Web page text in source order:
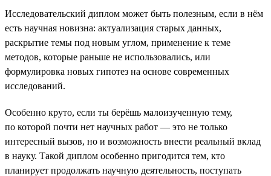
Исследовательский диплом может быть полезным, если в нём
есть научная новизна: актуализация старых данных,
раскрытие темы под новым углом, применение к теме
методов, которые раньше не использовались, или
формулировка новых гипотез на основе современных
исследований.
Особенно круто, если ты берёшь малоизученную тему,
по которой почти нет научных работ — это не только
интересный вызов, но и возможность внести реальный вклад
в науку. Такой диплом особенно пригодится тем, кто
планирует продолжать научную деятельность, поступать